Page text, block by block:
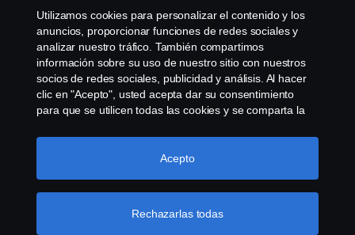
Whistleblowing
Política de cookies
Cookie settings
© Copyright Scania 2022 All rights reserved. Scania
Utilizamos cookies para personalizar el contenido y los
anuncios, proporcionar funciones de redes sociales y
analizar nuestro tráfico. También compartimos
información sobre su uso de nuestro sitio con nuestros
socios de redes sociales, publicidad y análisis. Al hacer
clic en "Acepto", usted acepta dar su consentimiento
para que se utilicen todas las cookies y se comparta la
haciendo clic en "Configuración de cookies" y
seleccionando las categorías que desea aceptar. Para
Más información sobre su privacidad
Rechazarlas todas
Acepto